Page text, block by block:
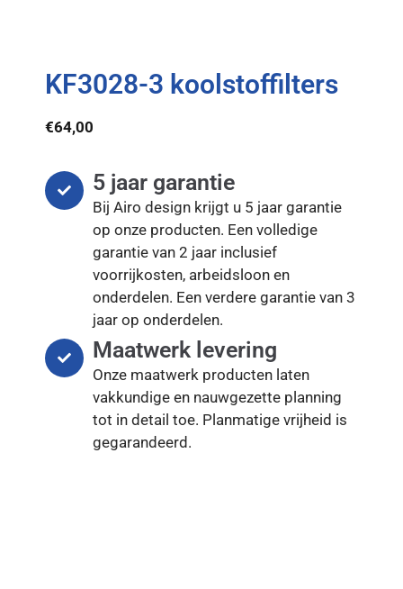
KF3028-3 koolstoffilters
€64,00
5 jaar garantie
Bij Airo design krijgt u 5 jaar garantie
op onze producten. Een volledige
garantie van 2 jaar inclusief
voorrijkosten, arbeidsloon en
onderdelen. Een verdere garantie van 3
jaar op onderdelen.
Maatwerk levering
Onze maatwerk producten laten
vakkundige en nauwgezette planning
tot in detail toe. Planmatige vrijheid is
gegarandeerd.